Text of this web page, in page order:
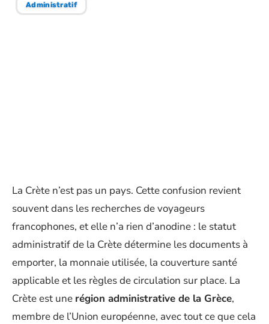
Administratif
La Crète n’est pas un pays. Cette confusion revient
souvent dans les recherches de voyageurs
francophones, et elle n’a rien d’anodine : le statut
administratif de la Crète détermine les documents à
emporter, la monnaie utilisée, la couverture santé
applicable et les règles de circulation sur place. La
Crète est une région administrative de la Grèce,
membre de l’Union européenne, avec tout ce que cela